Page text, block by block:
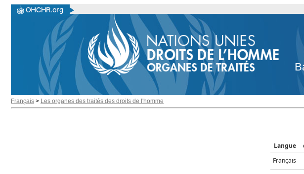
Français > Les organes des traités des droits de l'homme
Langue
Français